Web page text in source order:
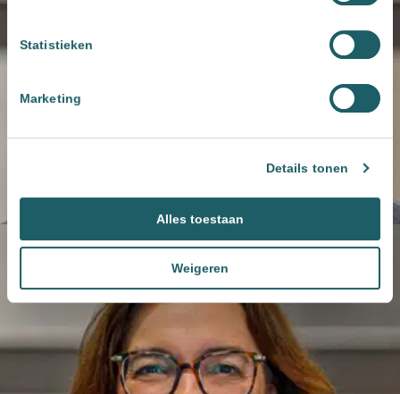
Statistieken
Marketing
Details tonen
Alles toestaan
Weigeren